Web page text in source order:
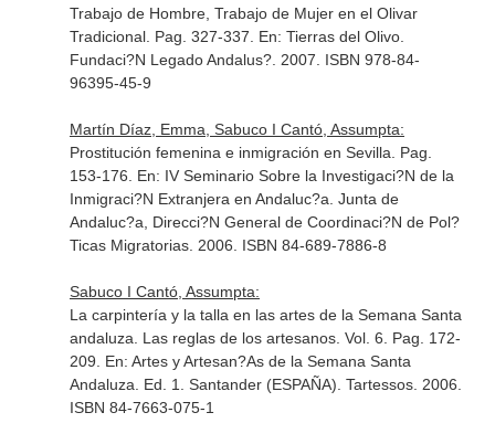
Trabajo de Hombre, Trabajo de Mujer en el Olivar
Tradicional. Pag. 327-337. En: Tierras del Olivo.
Fundaci?N Legado Andalus?. 2007. ISBN 978-84-
96395-45-9
Martín Díaz, Emma, Sabuco I Cantó, Assumpta:
Prostitución femenina e inmigración en Sevilla. Pag.
153-176. En: IV Seminario Sobre la Investigaci?N de la
Inmigraci?N Extranjera en Andaluc?a . Junta de
Andaluc?a, Direcci?N General de Coordinaci?N de Pol?
Ticas Migratorias. 2006. ISBN 84-689-7886-8
Sabuco I Cantó, Assumpta:
La carpintería y la talla en las artes de la Semana Santa
andaluza. Las reglas de los artesanos. Vol. 6. Pag. 172-
209. En: Artes y Artesan?As de la Semana Santa
Andaluza . Ed. 1. Santander (ESPAÑA). Tartessos. 2006.
ISBN 84-7663-075-1